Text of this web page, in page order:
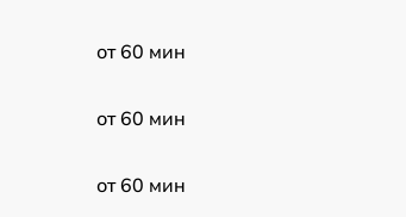
от 60 мин
от 60 мин
от 60 мин